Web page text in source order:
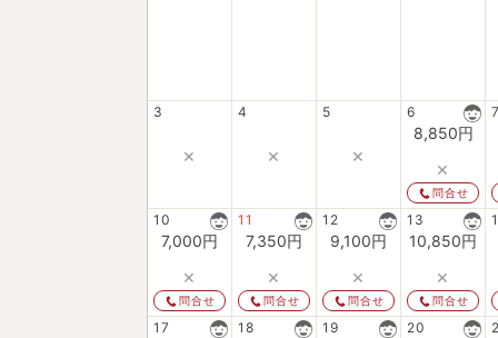
3
×
4
×
5
×
6
8,850円
×
問合せ
10
7,000円
×
問合せ
11
7,350円
×
問合せ
12
9,100円
×
問合せ
13
10,850円
×
問合せ
17 18 19 20